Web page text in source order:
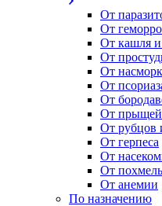
От
Oт
От кашля и
От
От
Oт
От
От прыщей
От рубцов
От герпеса
От
От
От анемии
По назначению